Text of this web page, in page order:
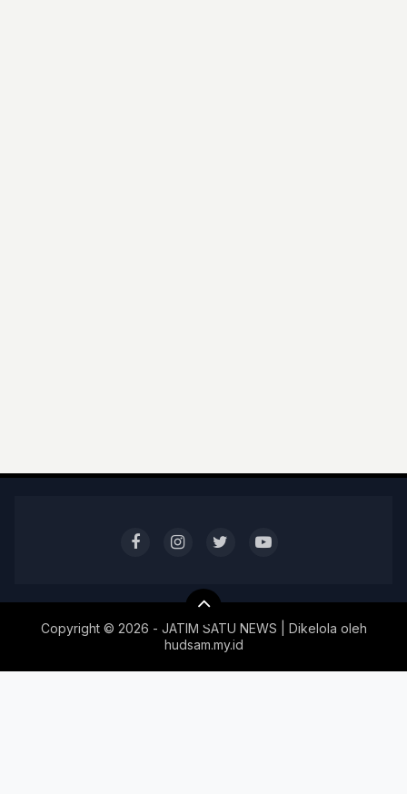
Copyright © 2026 - JATIM SATU NEWS | Dikelola oleh
hudsam.my.id